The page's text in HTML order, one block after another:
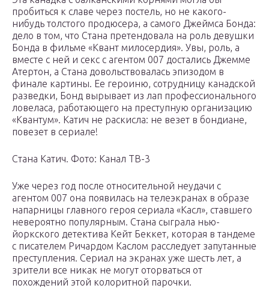
пробиться к славе через постель, но не какого-
нибудь толстого продюсера, а самого Джеймса Бонда:
дело в том, что Стана претендовала на роль девушки
Бонда в фильме «Квант милосердия». Увы, роль, а
вместе с ней и секс с агентом 007 достались Джемме
Атертон, а Стана довольствовалась эпизодом в
финале картины. Ее героиню, сотрудницу канадской
разведки, Бонд вырывает из лап профессионального
ловеласа, работающего на преступную организацию
«Квантум». Катич не раскисла: не везет в бондиане,
повезет в сериале!
Стана Катич. Фото: Канал ТВ-3
Уже через год после относительной неудачи с
агентом 007 она появилась на телеэкранах в образе
напарницы главного героя сериала «Касл», ставшего
невероятно популярным. Стана сыграла нью-
йоркского детектива Кейт Беккет, которая в тандеме
с писателем Ричардом Каслом расследует запутанные
преступления. Сериал на экранах уже шесть лет, а
зрители все никак не могут оторваться от
похождений этой колоритной парочки.